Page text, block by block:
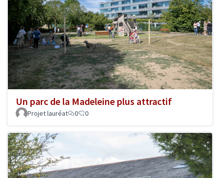
Un parc de la Madeleine plus attractif
Projet lauréat 0 0